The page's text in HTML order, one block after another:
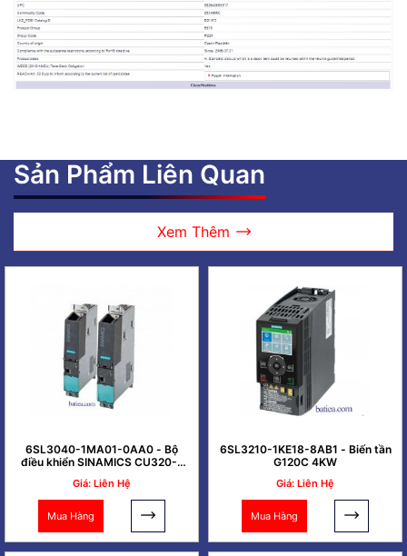
Sản Phẩm Liên Quan
Xem Thêm
6SL3040-1MA01-0AA0 - Bộ
điều khiển SINAMICS CU320-2
Giá: Liên Hệ
Mua Hàng
6SL3210-1KE18-8AB1 - Biến tần
G120C 4KW
Giá: Liên Hệ
Mua Hàng